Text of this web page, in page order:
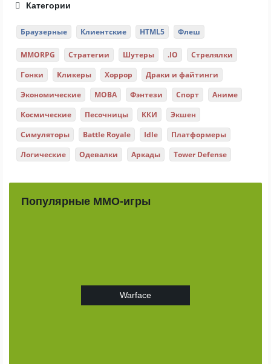
Категории
Браузерные Клиентские HTML5 Флеш
MMORPG Стратегии Шутеры .IO
Стрелялки
Гонки
Кликеры Хоррор
Драки и файтинги
Экономические
MOBA Фэнтези Спорт
Аниме
Космические
Песочницы ККИ
Экшен
Симуляторы
Battle Royale Idle
Платформеры
Логические
Одевалки Аркады Tower Defense
Популярные ММО-игры
Warface